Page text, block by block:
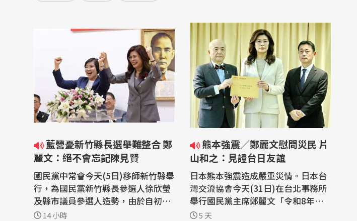
麗文：絕不會忘記陳見賢
國民黨中常會今天(5日)移師新竹縣舉
行，為國民黨新竹縣長參選人徐欣瑩
及縣市議員參選人造勢，由於自初選
失利的新竹縣副縣長陳見賢未現身，
14 小時
山和之：見證台日友誼
日本熊本強震造成嚴重災情。日本台
灣交流協會今天(31日)在台北事務所
舉行國民黨主席鄭麗文「令和8年熊
本地震相關支援協助儀式」。鄭麗文
5 天